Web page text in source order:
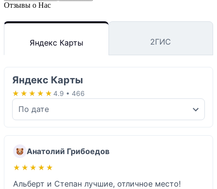
Отзывы о Нас
Яндекс Карты 2ГИС
Яндекс Карты
★★★★★
★★★★★ 4.9 • 466
Анатолий Грибоедов
★★★★★
★★★★★
Альберт и Степан лучшие, отличное место!